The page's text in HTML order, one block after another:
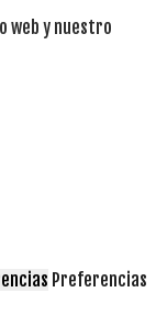
web y nuestro
Preferencias